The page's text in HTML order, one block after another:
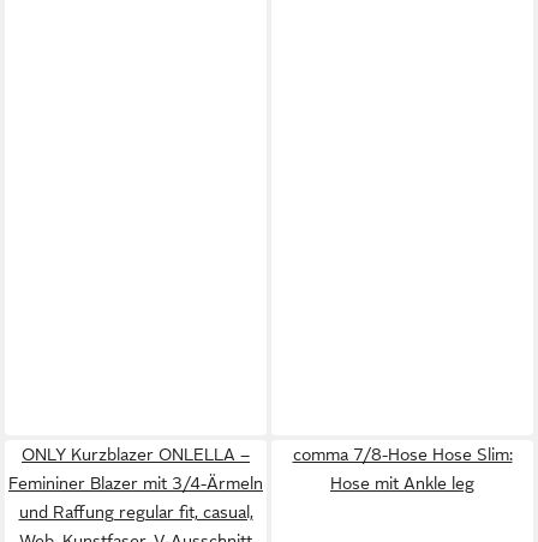
ONLY Kurzblazer ONLELLA –
Femininer Blazer mit 3/4-Ärmeln
und Raffung regular fit, casual,
comma 7/8-Hose Hose Slim:
Hose mit Ankle leg